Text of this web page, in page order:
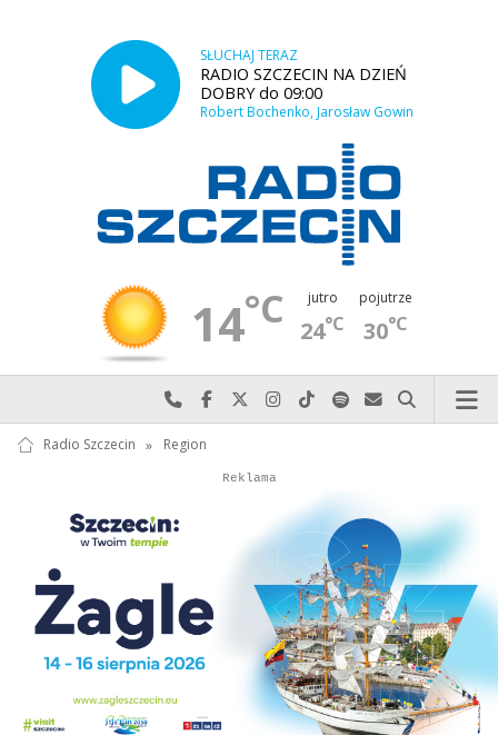
SŁUCHAJ TERAZ
RADIO SZCZECIN NA DZIEŃ
DOBRY do 09:00
Robert Bochenko, Jarosław Gowin
14°C jutro
24°C
pojutrze
30°C
Najlepiej po prostu do nas zadzwoń
Odwiedź nas na Facebook-u
Odwiedź nas na X
Odwiedź nas na Instagram-ie
Odwiedź nas na TikTok-u
Szukaj nas na Spotify
Wyślij do nas
Szukaj
Radio Szczecin » Region
Autopromocja
Reklama
Autopromocja